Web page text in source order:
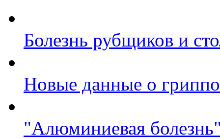
Болезнь рубщиков и
Новые данные о
"Алюминиевая